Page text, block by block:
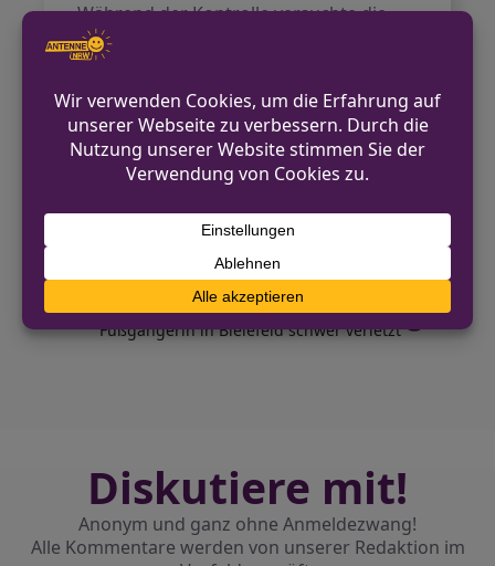
Während der Kontrolle versuchte die
Autofahrerin, sich dem Zugriff der
Beamten zu entziehen, indem sie
Auf der Polizeiwache entnahm ein Arzt
eine Blutprobe. Ihr Führerschein wurde
beschlagnahmt, und die Frau sieht sich
nun einem Strafverfahren gegenüber.
VORHERIGER BEITRAG
27-Jährige verunfallt an Heiligabend
NÄCHSTER BEITRAG
Fußgängerin in Bielefeld schwer verletzt
Diskutiere mit!
Anonym und ganz ohne Anmeldezwang!
Alle Kommentare werden von unserer Redaktion im